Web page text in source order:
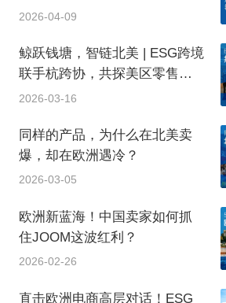
2026-04-09
鲸跃钱塘，智链北美 | ESG跨境
联手杭跨协，共探美区零售巨
头新机遇！
2026-03-16
同样的产品，为什么在北美卖
爆，却在欧洲遇冷？
2026-03-05
欧洲新蓝海！中国卖家如何抓
住JOOM这波红利？
2026-02-26
直击欧洲电商高层对话！ESG